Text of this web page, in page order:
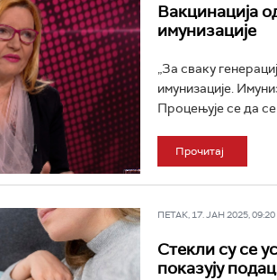
Вакцинација
имунизације
„За сваку
имунизације.
Процењује се да
Прочитај
ПЕТАК, 17. ЈАН 2025, 09:20
Стекли су се
показују